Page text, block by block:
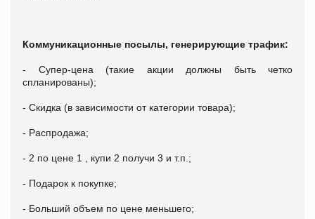
Коммуникационные посылы, генерирующие трафик:
- Супер-цена (такие акции должны быть четко
спланированы);
- Скидка (в зависимости от категории товара);
- Распродажа;
- 2 по цене 1 , купи 2 получи 3 и т.п.;
- Подарок к покупке;
- Больший объем по цене меньшего;